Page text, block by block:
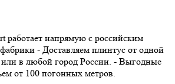
работает напрямую с российским
- Доставляем плинтус от одной
в любой город России. - Выгодные
от 100 погонных метров.